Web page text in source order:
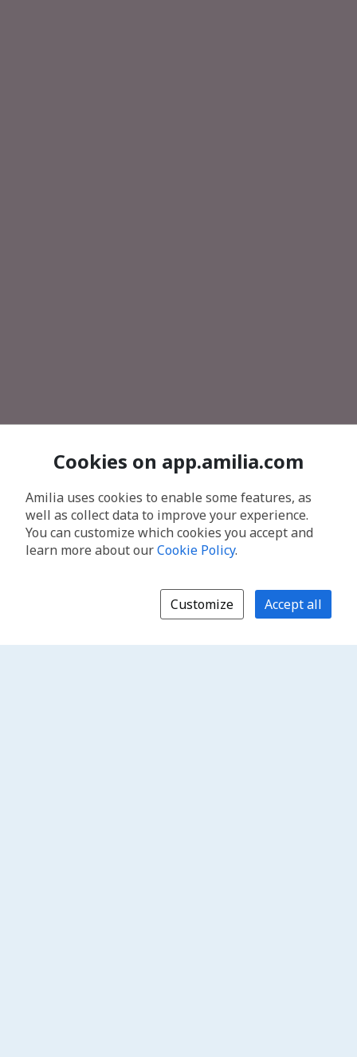
Cookies on app.amilia.com
Amilia uses cookies to enable some features, as
well as collect data to improve your experience.
You can customize which cookies you accept and
learn more about ourCookie Policy.
Customize Accept all